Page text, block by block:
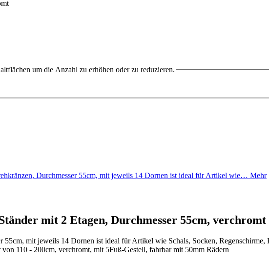
um die Anzahl zu erhöhen oder zu reduzieren.
Durchmesser 55cm, mit jeweils 14 Dornen ist ideal für Artikel wie… Mehr
mit 2 Etagen, Durchmesser 55cm,
55cm, mit jeweils 14 Dornen ist ideal für Artikel wie Schals, Socken,
110 - 200cm, verchromt, mit 5Fuß-Gestell, fahrbar mit 50mm Rädern